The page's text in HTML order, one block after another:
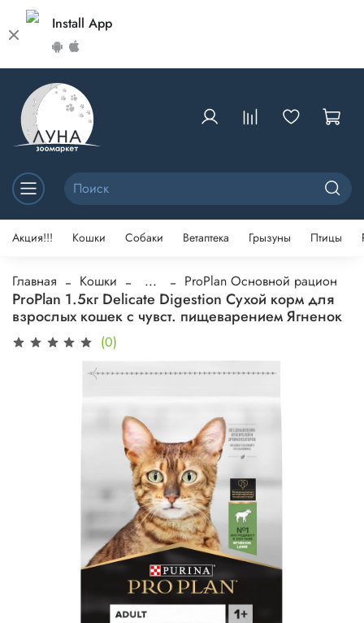
Install App
Акция!!! Кошки Собаки Ветаптека Грызуны Птицы
Главная Кошки ... ProPlan Основной рацион
ProPlan 1.5кг Delicate Digestion Сухой корм для
взрослых кошек с чувст. пищеварением Ягненок
(0)